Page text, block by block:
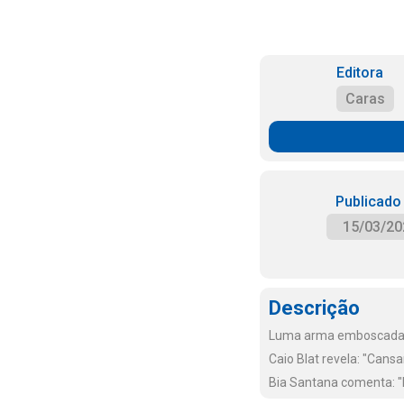
Editora
Caras
15/03/
Descrição
Luma arma
Caio Blat revela:
Bia Santana comenta: